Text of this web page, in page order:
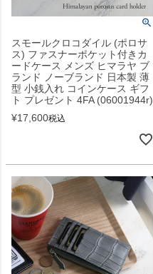
スモールクロコダイル (ポロサ
ス) ファスナーポケット付きカ
ードケース メンズ ヒマラヤ ブ
ランド ノーブランド 日本製 薄
型 小銭入れ コインケース ギフ
ト プレゼント 4FA (06001944r)
¥17,600税込